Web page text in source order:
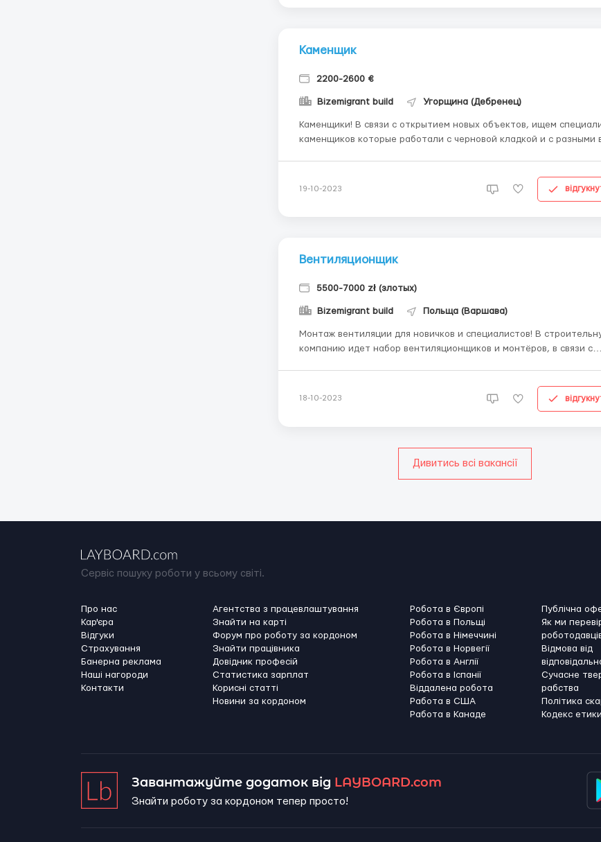
Каменщик
2200-2600 €
Bizemigrant build Угорщина (Дебренец)
Каменщики! В связи с открытием новых объектов, ищем специалистов
каменщиков которые работали с черновой кладкой и с разными
19-10-2023
Вентиляционщик
5500-7000 zł (злотых)
Bizemigrant build Польща (Варшава)
Монтаж вентиляции для новичков и специалистов! В строительную
компанию идет набор вентиляционщиков и монтёров, в связи с
обучение) - Кто умеет читать схемы по монт...
18-10-2023
Дивитись всі вакансії
Сервіс пошуку роботи у всьому світі.
Про нас
Кар'єра
Відгуки
Страхування
Банерна реклама
Наші нагороди
Контакти
Агентства з працевлаштування
Знайти на карті
Форум про роботу за кордоном
Знайти працівника
Довідник професій
Статистика зарплат
Корисні статті
Новини за кордоном
Робота в Європі
Робота в Польщі
Робота в Німеччині
Робота в Норвегії
Робота в Англії
Робота в Іспанії
Віддалена робота
Работа в США
Работа в Канадe
Публічна
Як ми
Відмова від
Сучасне
рабства
Політика
Кодекс етики
Завантажуйте додаток від LAYBOARD.com
Знайти роботу за кордоном тепер просто!